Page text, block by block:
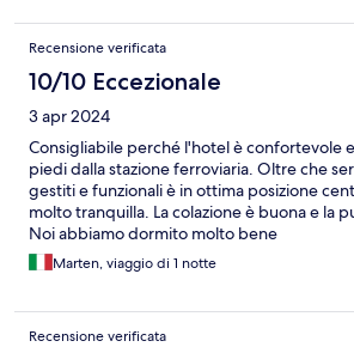
Recensione verificata
10/10 Eccezionale
3 apr 2024
Consigliabile perché l'hotel è confortevole
piedi dalla stazione ferroviaria. Oltre che
gestiti e funzionali è in ottima posizione
molto tranquilla. La colazione è buona e la
Noi abbiamo dormito molto bene
Marten, viaggio di 1 notte
Recensione verificata